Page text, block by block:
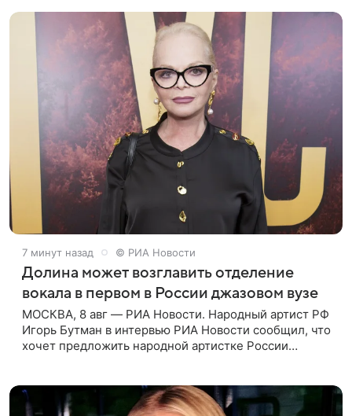
7 минут назад © РИА Новости
Долина может возглавить отделение
вокала в первом в России джазовом вузе
МОСКВА, 8 авг — РИА Новости. Народный артист РФ
Игорь Бутман в интервью РИА Новости сообщил, что
хочет предложить народной артистке России